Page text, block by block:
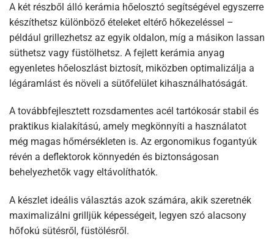
A két részből álló kerámia hőelosztó segítségével egyszerre
készíthetsz különböző ételeket eltérő hőkezeléssel –
például grillezhetsz az egyik oldalon, míg a másikon lassan
süthetsz vagy füstölhetsz. A fejlett kerámia anyag
egyenletes hőeloszlást biztosít, miközben optimalizálja a
légáramlást és növeli a sütőfelület kihasználhatóságát.
A továbbfejlesztett rozsdamentes acél tartókosár stabil és
praktikus kialakítású, amely megkönnyíti a használatot
még magas hőmérsékleten is. Az ergonomikus fogantyúk
révén a deflektorok könnyedén és biztonságosan
behelyezhetők vagy eltávolíthatók.
A készlet ideális választás azok számára, akik szeretnék
maximalizálni grilljük képességeit, legyen szó alacsony
hőfokú sütésről, füstölésről.